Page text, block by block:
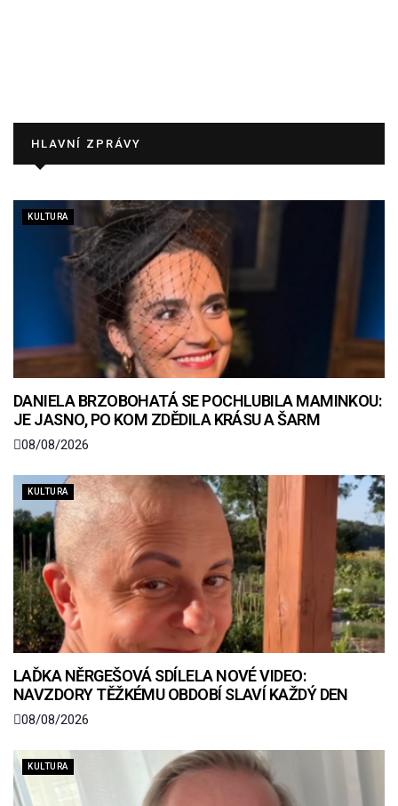
HLAVNÍ ZPRÁVY
KULTURA
DANIELA BRZOBOHATÁ SE POCHLUBILA MAMINKOU:
JE JASNO, PO KOM ZDĚDILA KRÁSU A ŠARM
08/08/2026
KULTURA
LAĎKA NĚRGEŠOVÁ SDÍLELA NOVÉ VIDEO:
NAVZDORY TĚŽKÉMU OBDOBÍ SLAVÍ KAŽDÝ DEN
08/08/2026
KULTURA